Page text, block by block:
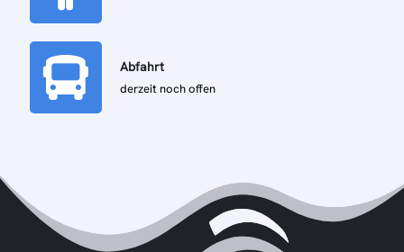
Abfahrt
derzeit noch offen